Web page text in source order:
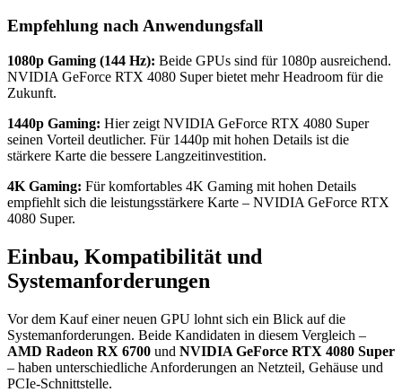
Empfehlung nach Anwendungsfall
1080p Gaming (144 Hz): Beide GPUs sind für 1080p ausreichend.
NVIDIA GeForce RTX 4080 Super bietet mehr Headroom für die
Zukunft.
1440p Gaming: Hier zeigt NVIDIA GeForce RTX 4080 Super
seinen Vorteil deutlicher. Für 1440p mit hohen Details ist die
stärkere Karte die bessere Langzeitinvestition.
4K Gaming: Für komfortables 4K Gaming mit hohen Details
empfiehlt sich die leistungsstärkere Karte – NVIDIA GeForce RTX
4080 Super.
Einbau, Kompatibilität und
Systemanforderungen
Vor dem Kauf einer neuen GPU lohnt sich ein Blick auf die
Systemanforderungen. Beide Kandidaten in diesem Vergleich –
AMD Radeon RX 6700 und NVIDIA GeForce RTX 4080 Super
– haben unterschiedliche Anforderungen an Netzteil, Gehäuse und
PCIe-Schnittstelle.